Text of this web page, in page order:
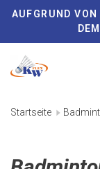
AUFGRUND
Startseite